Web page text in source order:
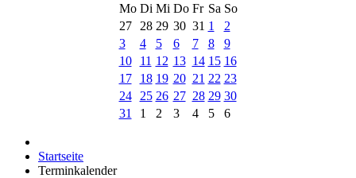
Mo Di Mi Do Fr Sa So
27
28 29 30 31 1
2
3
4 5 6 7 8
9
10
11 12 13 14 15 16
17
18 19 20 21 22 23
24
25 26 27 28 29 30
31
1 2 3 4 5 6
Startseite
Terminkalender